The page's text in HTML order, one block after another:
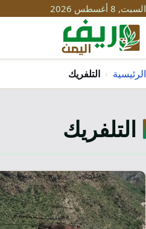
السبت, 8 أغسطس 2026
الرئيسية › التلفريك
التلفريك